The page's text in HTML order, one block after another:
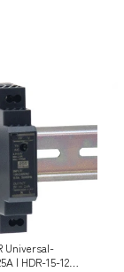
Universal-
| HDR-15-12